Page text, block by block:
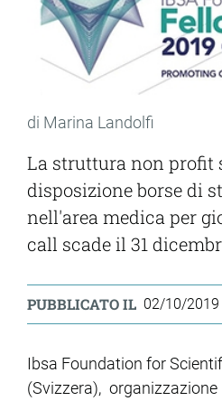
di Marina Landolfi
La struttura non profit
disposizione borse di
nell'area medica per
call scade il 31
PUBBLICATO IL 02/10/2019
Ibsa Foundation for
(Svizzera),